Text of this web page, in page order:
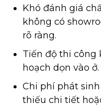
Khó đánh giá
không có
rõ ràng.
Tiến độ thi công
hoạch dọn vào ở.
Chi phí phát
thiếu chi tiết